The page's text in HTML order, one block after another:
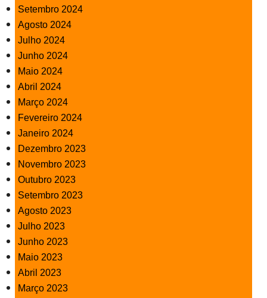
Setembro 2024
Agosto 2024
Julho 2024
Junho 2024
Maio 2024
Abril 2024
Março 2024
Fevereiro 2024
Janeiro 2024
Dezembro 2023
Novembro 2023
Outubro 2023
Setembro 2023
Agosto 2023
Julho 2023
Junho 2023
Maio 2023
Abril 2023
Março 2023